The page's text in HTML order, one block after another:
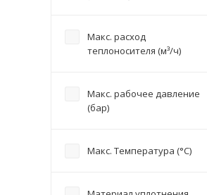
теплоносителя (м³/ч)
Макс. рабочее давление
(бар)